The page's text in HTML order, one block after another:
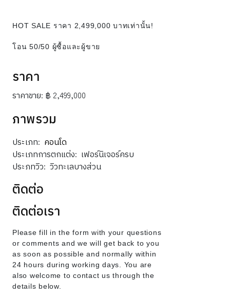
HOT SALE ราคา 2,499,000 บาทเท่านั้น!
โอน 50/50 ผู้ซื้อและผู้ขาย
ราคา
ราคาขาย: ฿ 2,499,000
ภาพรวม
ประเภท: คอนโด
ประเภทการตกแต่ง: เฟอร์นิเจอร์ครบ
ประภทวิว: วิวทะเลบางส่วน
ติดต่อ
ติดต่อเรา
Please fill in the form with your questions
or comments and we will get back to you
as soon as possible and normally within
24 hours during working days. You are
also welcome to contact us through the
details below.